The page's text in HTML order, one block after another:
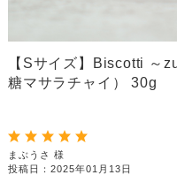
【Sサイズ】Biscotti ～
糖マサラチャイ） 30g
まぶうさ 様
投稿日：2025年01月13日